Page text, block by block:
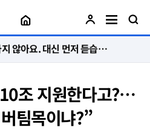
“절대 먼저 말하지 않아요. 대신 먼저 듣습니다”
조 지원한다고?…
팀목이냐?”